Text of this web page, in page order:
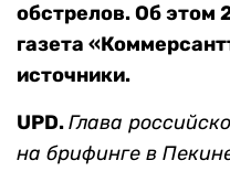
обстрелов. Об этом
газета
источники.
UPD.Глава
на брифинге в